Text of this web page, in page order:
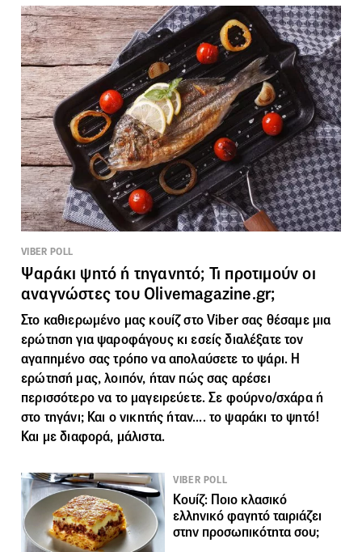
VIBER POLL
Ψαράκι ψητό ή τηγανητό; Τι προτιμούν οι
αναγνώστες του Olivemagazine.gr;
Στο καθιερωμένο μας κουίζ στο Viber σας θέσαμε μια
ερώτηση για ψαροφάγους κι εσείς διαλέξατε τον
αγαπημένο σας τρόπο να απολαύσετε το ψάρι. Η
ερώτησή μας, λοιπόν, ήταν πώς σας αρέσει
περισσότερο να το μαγειρεύετε. Σε φούρνο/σχάρα ή
στο τηγάνι; Και ο νικητής ήταν.... το ψαράκι το ψητό!
Και με διαφορά, μάλιστα.
VIBER POLL
Κουίζ: Ποιο κλασικό
ελληνικό φαγητό ταιριάζει
στην προσωπικότητα σου;